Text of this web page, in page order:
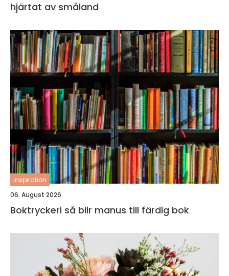
hjärtat av småland
inspiration
06. August 2026
Boktryckeri så blir manus till färdig bok